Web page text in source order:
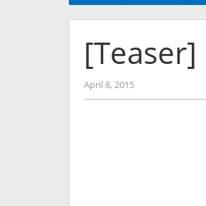
[Teaser]
April 8, 2015by
Koreanindo